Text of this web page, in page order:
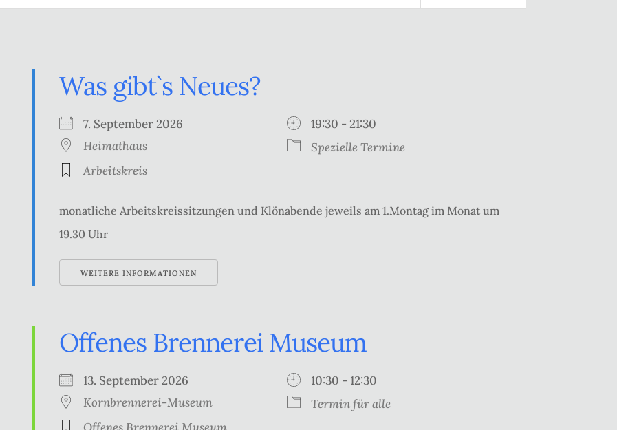
Was gibt`s Neues?
7. September 2026
19:30 - 21:30
Heimathaus
Spezielle Termine
Arbeitskreis
monatliche Arbeitskreissitzungen und Klönabende jeweils am 1.Montag im Monat um
19.30 Uhr
WEITERE INFORMATIONEN
Offenes Brennerei Museum
13. September 2026
10:30 - 12:30
Kornbrennerei-Museum
Termin für alle